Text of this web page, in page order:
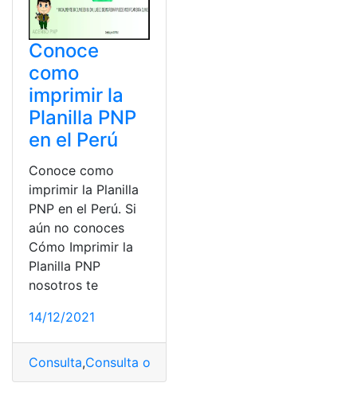
Conoce
como
imprimir la
Planilla PNP
en el Perú
Conoce como
imprimir la Planilla
PNP en el Perú. Si
aún no conoces
Cómo Imprimir la
Planilla PNP
nosotros te
14/12/2021
Consulta,Consulta online